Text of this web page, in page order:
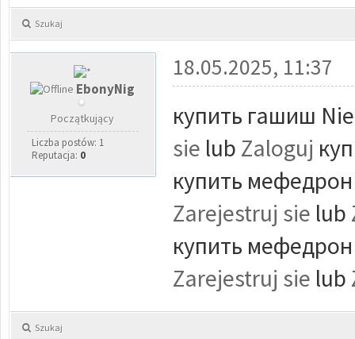
Szukaj
EbonyNig
Początkujący
Liczba postów: 1
Reputacja: 0
18.05.2025, 11:37
купить гашиш
sie lub Zaloguj
купить
Zarejestruj sie lub
купить
Zarejestruj sie lub
Szukaj